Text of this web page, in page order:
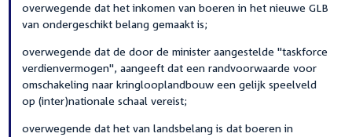
overwegende dat het inkomen van boeren in het nieuwe GLB
van ondergeschikt belang gemaakt is;
overwegende dat de door de minister aangestelde "taskforce
verdienvermogen", aangeeft dat een randvoorwaarde voor
omschakeling naar kringlooplandbouw een gelijk speelveld
op (inter)nationale schaal vereist;
overwegende dat het van landsbelang is dat boeren in